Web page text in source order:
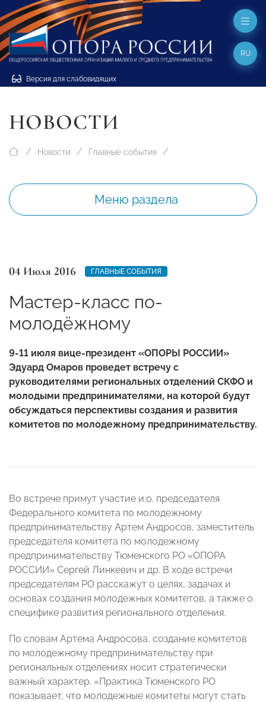
Версия для слабовидящих
RU
НОВОСТИ
Новости Главные события
Меню раздела
04 Июля 2016 ГЛАВНЫЕ СОБЫТИЯ
Мастер-класс по-
молодёжному
9-11 июля вице-президент «ОПОРЫ РОССИИ»
Эдуард Омаров проведет встречу с
руководителями региональных отделений СКФО и
молодыми предпринимателями, на которой будут
обсуждаться перспективы создания и развития
комитетов по молодежному предпринимательству.
Во встрече примут участие и.о. председателя
Федерального комитета по молодежному
предпринимательству Артем Андросов, заместитель
председателя комитета по молодежному
предпринимательству Тюменского РО «ОПОРА
РОССИИ» Сергей Линкевич и др. В ходе встречи
председателям РО расскажут о целях, задачах и
основах создания молодежных комитетов, а также о
специфике развития регионального отделения.
По словам Артема Андросова, создание комитетов
по молодежному предпринимательству при
региональных отделениях носит стратегически
важный характер. «Практика Тюменского РО
показывает, что молодежные комитеты могут стать